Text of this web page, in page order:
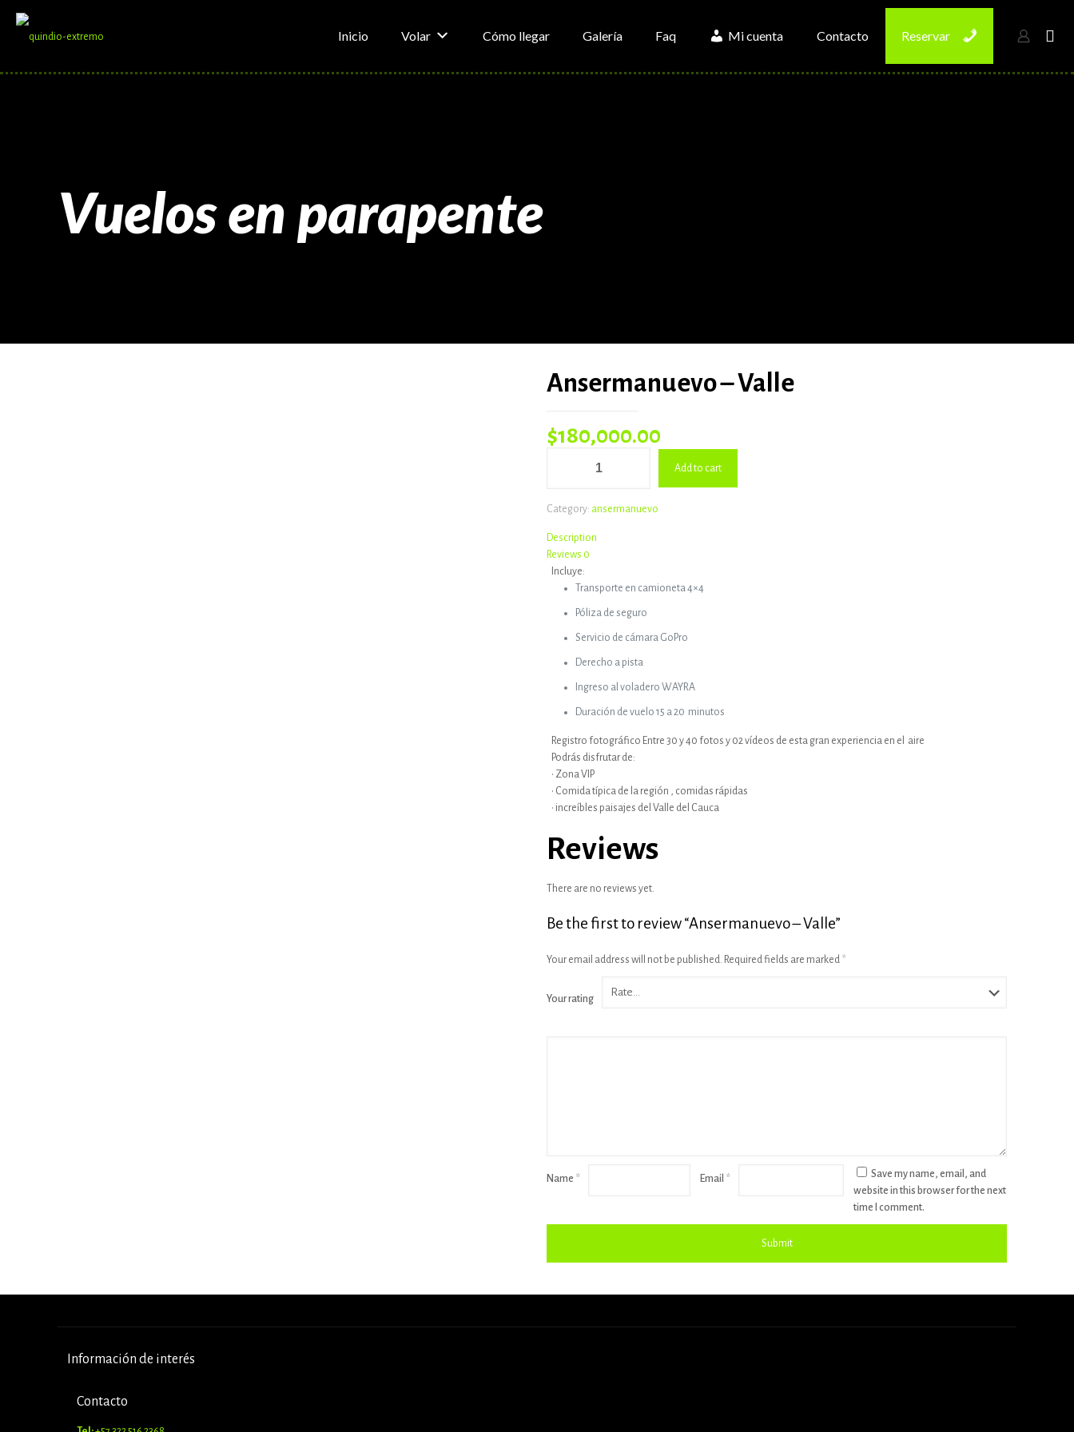
Inicio Volar Cómo llegar Galería Faq Mi cuenta Contacto Reservar
Vuelos en parapente
Ansermanuevo – Valle
$180,000.00
quantity
Add to cart
Category: ansermanuevo
Description
Reviews 0
Incluye:
Transporte en camioneta 4×4
Póliza de seguro
Servicio de cámara GoPro
Derecho a pista
Ingreso al voladero WAYRA
Duración de vuelo 15 a 20 minutos
Registro fotográfico Entre 30 y 40 fotos y 02 vídeos de esta gran experiencia en el aire
Podrás disfrutar de:
• Zona VIP
• Comida típica de la región , comidas rápidas
• increíbles paisajes del Valle del Cauca
Reviews
There are no reviews yet.
Be the first to review “Ansermanuevo – Valle”
Your email address will not be published. Required fields are marked *
Your rating
Name * Email *
Save my name, email, and
website in this browser for the next
time I comment.
Información de interés
Contacto